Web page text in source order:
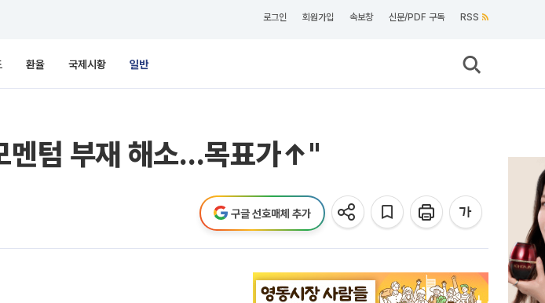
로그인 회원가입 속보창 신문/PDF 구독 RSS
환율 국제시황 일반
멘텀 부재 해소…목표가↑"
구글 선호매체 추가